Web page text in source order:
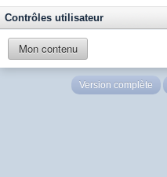
Contrôles utilisateur
Mon contenu
Version complète